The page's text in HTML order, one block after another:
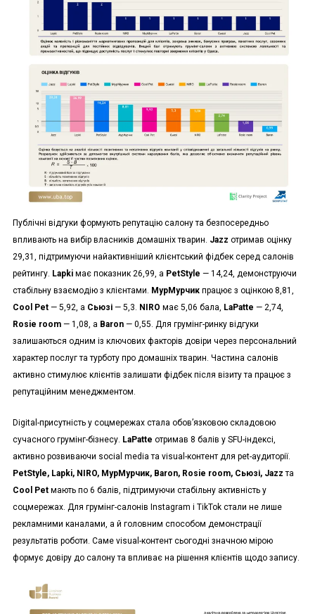
Публічні відгуки формують репутацію салону та безпосередньо
впливають на вибір власників домашніх тварин. Jazz отримав оцінку
29,31, підтримуючи найактивніший клієнтський фідбек серед салонів
рейтингу. Lapki має показник 26,99, а PetStyle — 14,24, демонструючи
стабільну взаємодію з клієнтами. МурМурчик працює з оцінкою 8,81,
Cool Pet— 5,92, а Сьюзі — 5,3. NIRO має 5,06 бала, LaPatte — 2,74,
Rosie room— 1,08, а Baron — 0,55. Для грумінг-ринку відгуки
залишаються одним із ключових факторів довіри через персональний
характер послуг та турботу про домашніх тварин. Частина салонів
активно стимулює клієнтів залишати фідбек після візиту та працює з
репутаційним менеджментом.
Digital-присутність у соцмережах стала обов’язковою складовою
сучасного грумінг-бізнесу. LaPatte отримав 8 балів у SFU-індексі,
активно розвиваючи social media та visual-контент для pet-аудиторії.
PetStyle, Lapki, NIRO, МурМурчик, Baron, Rosie room, Сьюзі, Jazz та
Cool Petмають по 6 балів, підтримуючи стабільну активність у
соцмережах. Для грумінг-салонів Instagram і TikTok стали не лише
рекламними каналами, а й головним способом демонстрації
результатів роботи. Саме visual-контент сьогодні значною мірою
формує довіру до салону та впливає на рішення клієнтів щодо запису.